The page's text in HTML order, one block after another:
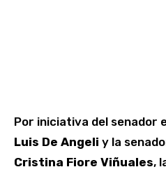
Por iniciativa del senador
Luis De Angeli y la
Cristina Fiore Viñuales,